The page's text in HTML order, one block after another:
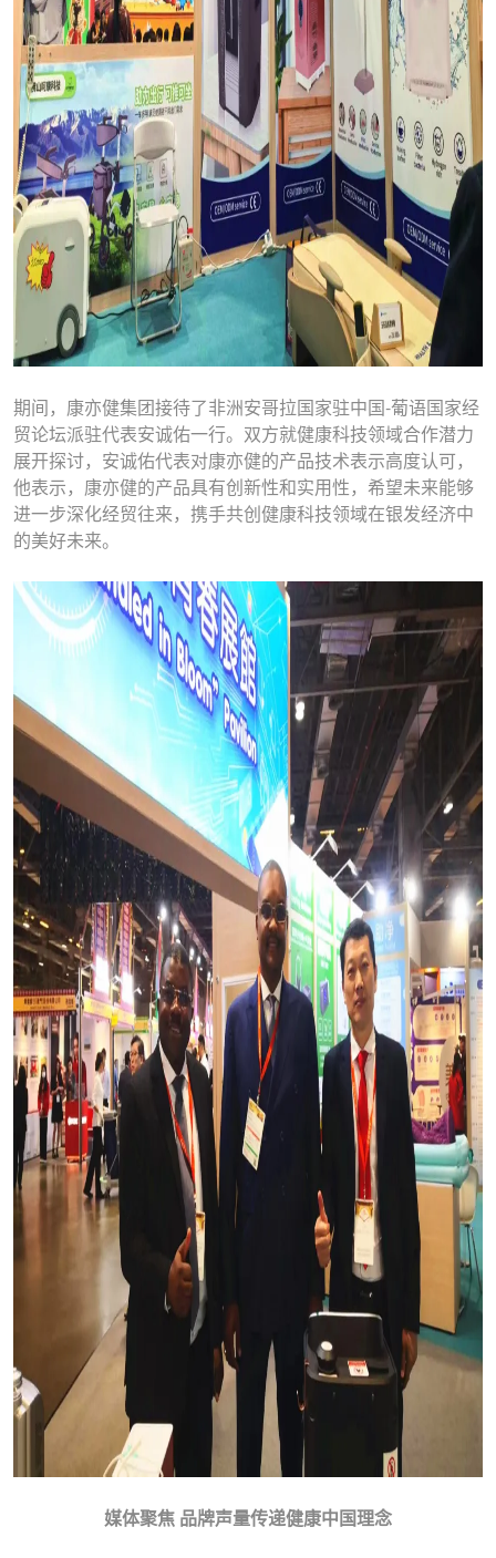
期间，康亦健集团接待了非洲安哥拉国家驻中国-葡语国家经
贸论坛派驻代表安诚佑一行。双方就健康科技领域合作潜力
展开探讨，安诚佑代表对康亦健的产品技术表示高度认可，
他表示，康亦健的产品具有创新性和实用性，希望未来能够
进一步深化经贸往来，携手共创健康科技领域在银发经济中
的美好未来。
媒体聚焦 品牌声量传递健康中国理念